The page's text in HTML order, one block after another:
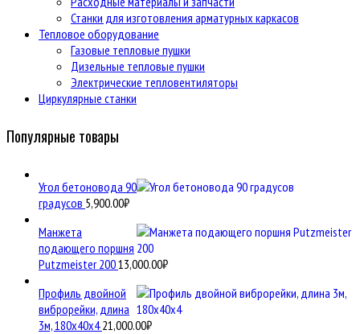
Станки для изготовления арматурных каркасов
Тепловое оборудование
Газовые тепловые пушки
Дизельные тепловые пушки
Электрические тепловентиляторы
Циркулярные станки
Популярные товары
Угол бетоновода 90
градусов 5,900.00₽
Манжета
подающего поршня
Putzmeister 20013,000.00₽
Профиль двойной
виброрейки, длина
3м, 180х40х4 21,000.00₽